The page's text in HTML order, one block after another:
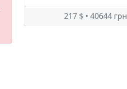
217 $ • 40644 грн